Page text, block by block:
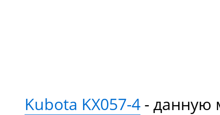
Kubota KX057-4 - данную